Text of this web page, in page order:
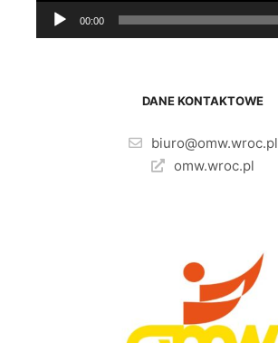
00:00
DANE KONTAKTOWE
biuro@omw.wroc.pl
omw.wroc.pl